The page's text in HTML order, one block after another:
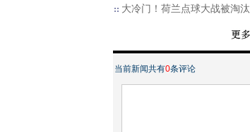
大冷门！荷兰点球大战被淘汰
当前新闻共有0条评论